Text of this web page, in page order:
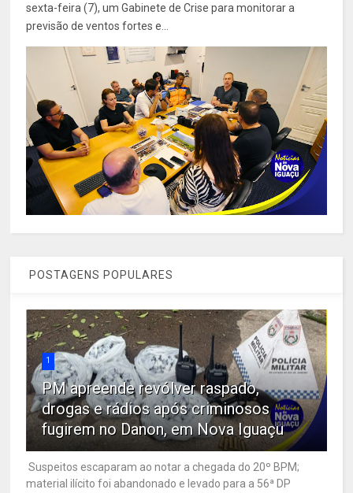
sexta-feira (7), um Gabinete de Crise para monitorar a
previsão de ventos fortes e...
POSTAGENS POPULARES
1
PM apreende revólver raspado,
drogas e rádios após criminosos
fugirem no Danon, em Nova Iguaçu
Suspeitos escaparam ao notar a chegada do 20º BPM;
material ilícito foi abandonado e levado para a 56ª DP